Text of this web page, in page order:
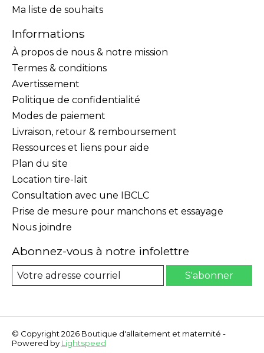
Ma liste de souhaits
Informations
À propos de nous & notre mission
Termes & conditions
Avertissement
Politique de confidentialité
Modes de paiement
Livraison, retour & remboursement
Ressources et liens pour aide
Plan du site
Location tire-lait
Consultation avec une IBCLC
Prise de mesure pour manchons et essayage
Nous joindre
Abonnez-vous à notre infolettre
S'abonner
© Copyright 2026 Boutique d'allaitement et maternité -
Powered by Lightspeed